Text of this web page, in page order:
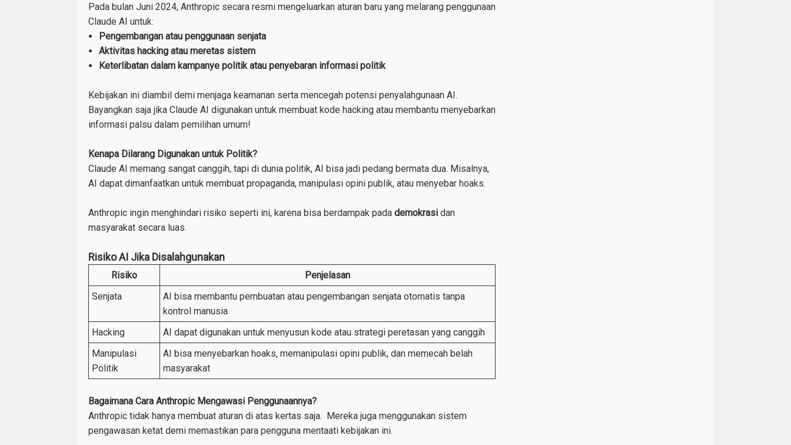
Pada bulan Juni 2024, Anthropic secara resmi mengeluarkan aturan baru yang melarang penggunaan
Claude AI untuk:
Pengembangan atau penggunaan senjata
Aktivitas hacking atau meretas sistem
Keterlibatan dalam kampanye politik atau penyebaran informasi politik
Kebijakan ini diambil demi menjaga keamanan serta mencegah potensi penyalahgunaan AI.
Bayangkan saja jika Claude AI digunakan untuk membuat kode hacking atau membantu menyebarkan
informasi palsu dalam pemilihan umum!
Kenapa Dilarang Digunakan untuk Politik?
Claude AI memang sangat canggih, tapi di dunia politik, AI bisa jadi pedang bermata dua. Misalnya,
AI dapat dimanfaatkan untuk membuat propaganda, manipulasi opini publik, atau menyebar hoaks.
Anthropic ingin menghindari risiko seperti ini, karena bisa berdampak pada demokrasi dan
masyarakat secara luas.
Risiko AI Jika Disalahgunakan
Risiko
Penjelasan
Senjata
AI bisa membantu pembuatan atau pengembangan senjata otomatis tanpa
kontrol manusia
Hacking
AI dapat digunakan untuk menyusun kode atau strategi peretasan yang canggih
Manipulasi
Politik
AI bisa menyebarkan hoaks, memanipulasi opini publik, dan memecah belah
masyarakat
Bagaimana Cara Anthropic Mengawasi Penggunaannya?
Anthropic tidak hanya membuat aturan di atas kertas saja. Mereka juga menggunakan sistem
pengawasan ketat demi memastikan para pengguna mentaati kebijakan ini.